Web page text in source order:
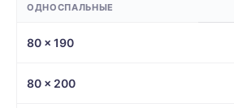
ОДНОСПАЛЬНЫЕ
80 × 190
80 × 200